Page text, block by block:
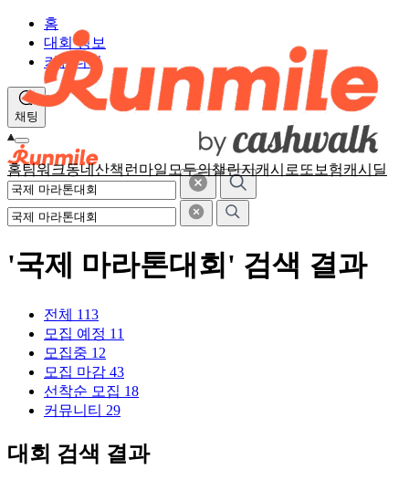
홈팀워크동네산책 런마일 모두의챌린지캐시로또 보험캐시딜
홈
대회 정보
커뮤니티
채팅
'국제 마라톤대회' 검색 결과
전체 113
모집 예정 11
모집중 12
모집 마감 43
선착순 모집 18
커뮤니티 29
대회 검색 결과